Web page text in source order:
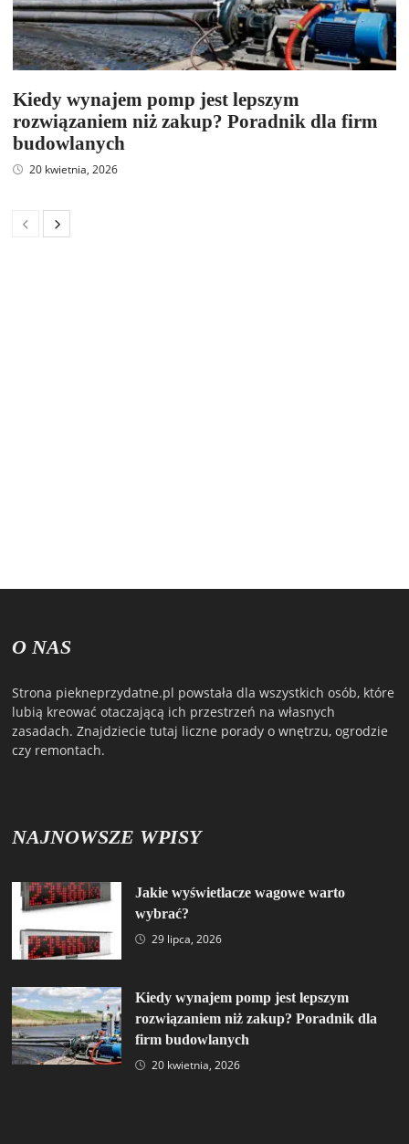
Kiedy wynajem pomp jest lepszym
rozwiązaniem niż zakup? Poradnik dla firm
budowlanych
20 kwietnia, 2026
O NAS
Strona piekneprzydatne.pl powstała dla wszystkich osób, które
lubią kreować otaczającą ich przestrzeń na własnych
zasadach. Znajdziecie tutaj liczne porady o wnętrzu, ogrodzie
czy remontach.
NAJNOWSZE WPISY
Jakie wyświetlacze wagowe warto
wybrać?
29 lipca, 2026
Kiedy wynajem pomp jest lepszym
rozwiązaniem niż zakup? Poradnik dla
firm budowlanych
20 kwietnia, 2026